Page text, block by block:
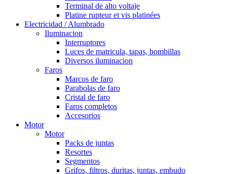
Terminal de alto voltaje
Platine rupteur et vis platinées
Electricidad / Alumbrado
Iluminacion
Interruptores
Luces de matricula, tapas, bombillas
Diversos iluminacion
Faros
Marcos de faro
Parabolas de faro
Cristal de faro
Faros completos
Accesorios
Motor
Motor
Packs de juntas
Resortes
Segmentos
Grifos, filtros, duritas, juntas, embudo